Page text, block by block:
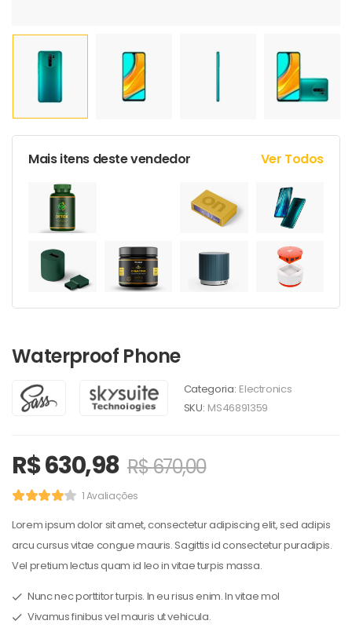
Mais itens deste vendedor Ver Todos
Waterproof Phone
Categoria: Electronics
SKU: MS46891359
R$630,98 R$670,00
1 Avaliações
Lorem ipsum dolor sit amet, consectetur adipiscing elit, sed adipis
arcu cursus vitae congue mauris. Sagittis id consectetur puradipis.
Vel pretium lectus quam id leo in vitae turpis massa.
Nunc nec porttitor turpis. In eu risus enim. In vitae mol
Vivamus finibus vel mauris ut vehicula.